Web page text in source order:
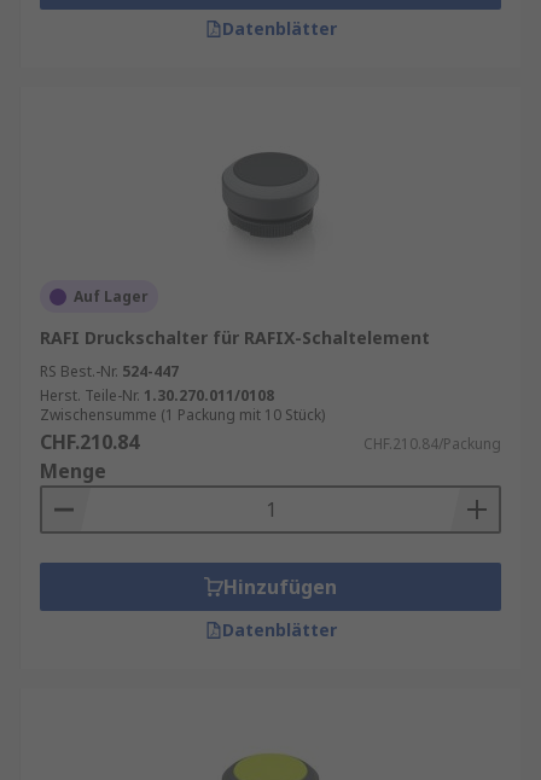
Datenblätter
Auf Lager
RAFI Druckschalter für RAFIX-Schaltelement
RS Best.-Nr. 524-447
Herst. Teile-Nr. 1.30.270.011/0108
Zwischensumme (1 Packung mit 10 Stück)
CHF.210.84 CHF.210.84/Packung
Menge
Hinzufügen
Datenblätter